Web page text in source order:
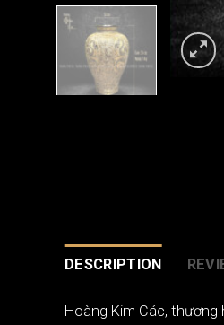
DESCRIPTION
Hoàng Kim Các, thương